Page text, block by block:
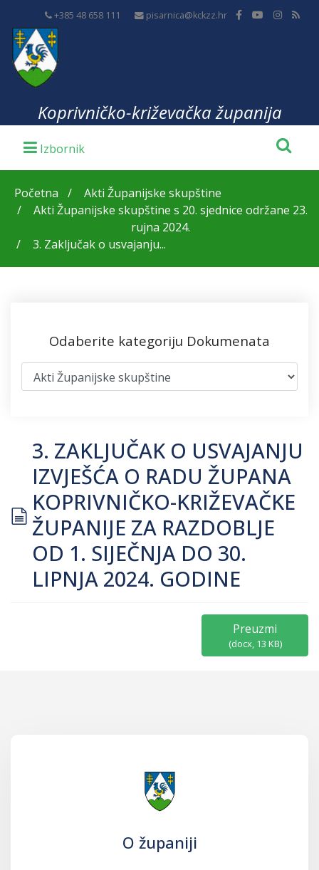
+385 48 658 111 pisarnica@kckzz.hr
Koprivničko-križevačka županija
Početna
Akti Županijske skupštine
Akti Županijske skupštine s 20. sjednice održane 23.
rujna 2024.
3. Zaključak o usvajanju...
Odaberite kategoriju Dokumenata
document
3. ZAKLJUČAK O USVAJANJU
IZVJEŠĆA O RADU ŽUPANA
KOPRIVNIČKO-KRIŽEVAČKE
ŽUPANIJE ZA RAZDOBLJE
OD 1. SIJEČNJA DO 30.
LIPNJA 2024. GODINE
Preuzmi
(docx, 13 KB)
O županiji